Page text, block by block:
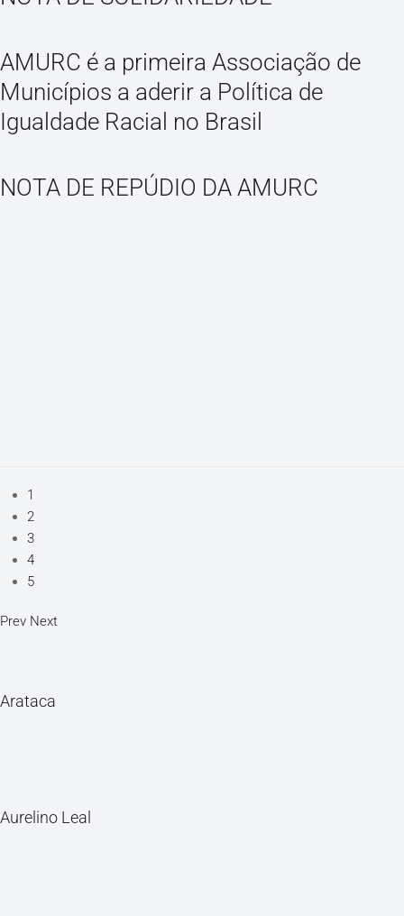
AMURC é a primeira Associação de
Municípios a aderir a Política de
Igualdade Racial no Brasil
NOTA DE REPÚDIO DA AMURC
1
2
3
4
5
Prev Next
Arataca
Aurelino Leal